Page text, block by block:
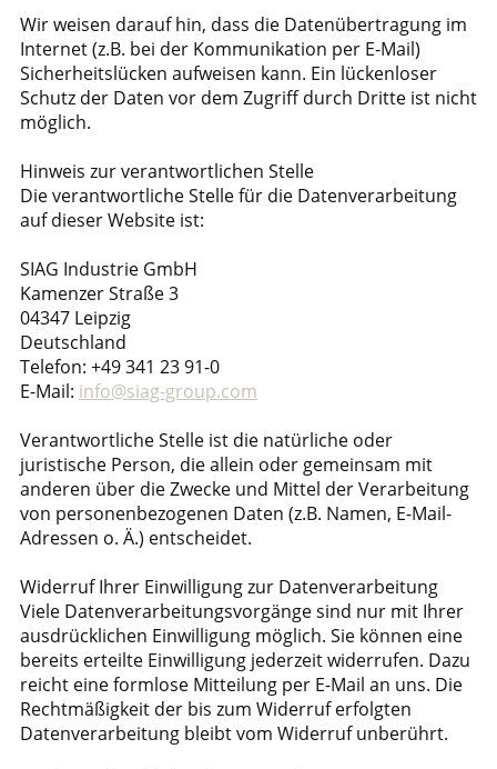
Wir weisen darauf hin, dass die Datenübertragung im
Internet (z.B. bei der Kommunikation per E-Mail)
Sicherheitslücken aufweisen kann. Ein lückenloser
Schutz der Daten vor dem Zugriff durch Dritte ist nicht
möglich.
Hinweis zur verantwortlichen Stelle
Die verantwortliche Stelle für die Datenverarbeitung
auf dieser Website ist:
SIAG Industrie GmbH
Kamenzer Straße 3
04347 Leipzig
Deutschland
Telefon: +49 341 23 91-0
E-Mail: info@siag-group.com
Verantwortliche Stelle ist die natürliche oder
juristische Person, die allein oder gemeinsam mit
anderen über die Zwecke und Mittel der Verarbeitung
von personenbezogenen Daten (z.B. Namen, E-Mail-
Adressen o. Ä.) entscheidet.
Widerruf Ihrer Einwilligung zur Datenverarbeitung
Viele Datenverarbeitungsvorgänge sind nur mit Ihrer
ausdrücklichen Einwilligung möglich. Sie können eine
bereits erteilte Einwilligung jederzeit widerrufen. Dazu
reicht eine formlose Mitteilung per E-Mail an uns. Die
Rechtmäßigkeit der bis zum Widerruf erfolgten
Datenverarbeitung bleibt vom Widerruf unberührt.